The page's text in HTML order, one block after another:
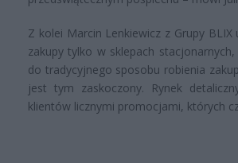
Z kolei Marcin Lenkiewicz z Grupy
zakupy tylko w sklepach
do tradycyjnego sposobu robienia
jest tym zaskoczony. Rynek
klientów licznymi promocjami, których